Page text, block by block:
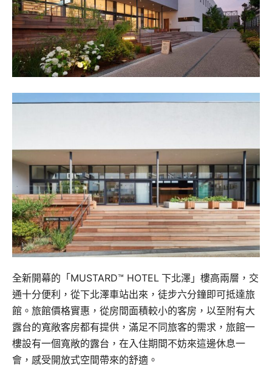
全新開幕的「MUSTARD™ HOTEL 下北澤」樓高兩層，交
通十分便利，從下北澤車站出來，徒步六分鐘即可抵達旅
館。旅館價格實惠，從房間面積較小的客房，以至附有大
露台的寬敞客房都有提供，滿足不同旅客的需求，旅館一
樓設有一個寬敞的露台，在入住期間不妨來這邊休息一
會，感受開放式空間帶來的舒適。